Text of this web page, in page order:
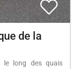
de la
le long des quais